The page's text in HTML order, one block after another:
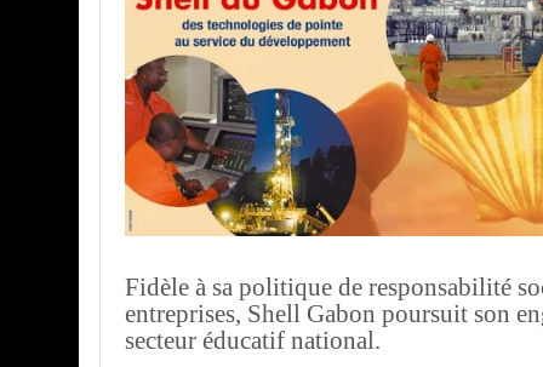
Fidèle à sa politique de responsabilité
entreprises, Shell Gabon poursuit son
secteur éducatif national.